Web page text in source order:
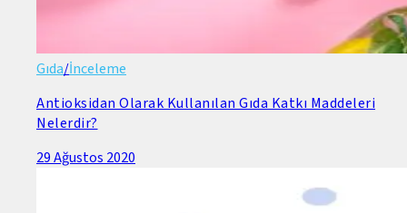
Gıda/İnceleme
Antioksidan Olarak Kullanılan Gıda Katkı Maddeleri
Nelerdir?
29 Ağustos 2020